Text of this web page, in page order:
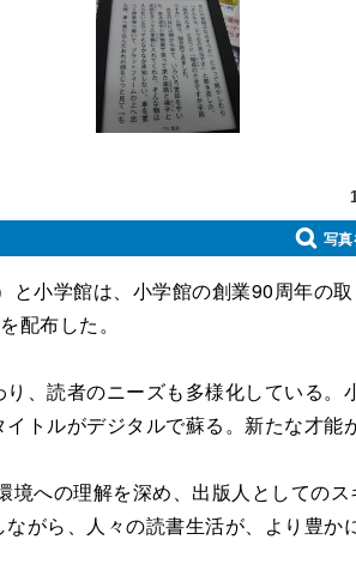
写真
小学館は、小学館の創業90周年の
配布した。
、読者のニーズも多様化している
トルがデジタルで蘇る。新たな才能
への理解を深め、出版人としての
がら、人々の読書生活が、より豊か